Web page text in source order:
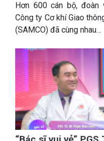
Hơn 600 cán bộ,
Công ty Cơ khí Giao
(SAMCO) đã cùng nhau…